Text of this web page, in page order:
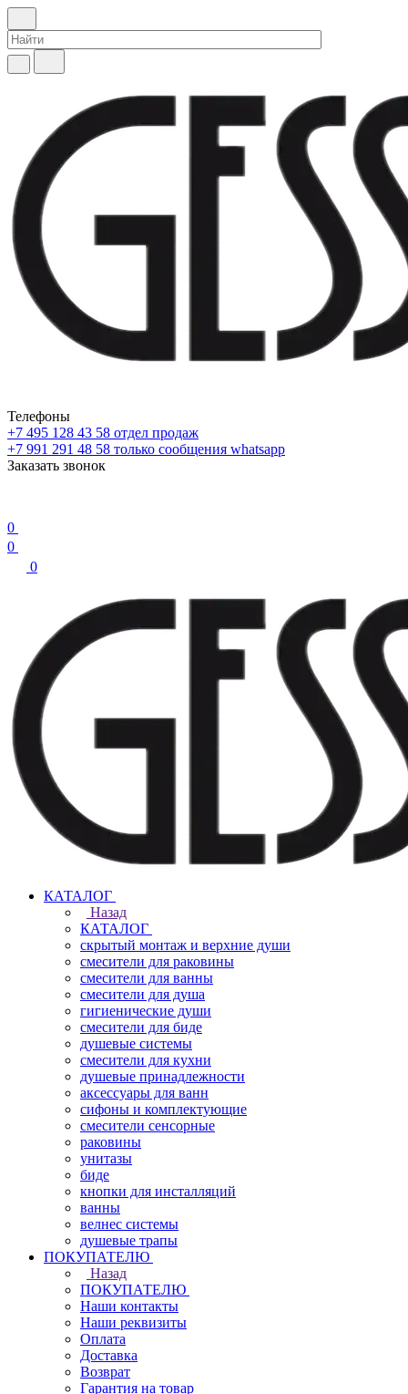
Телефоны
+7 495 128 43 58 отдел продаж
+7 991 291 48 58 только сообщения whatsapp
Заказать звонок
0
0
0
КАТАЛОГ
Назад
КАТАЛОГ
скрытый монтаж и верхние души
смесители для раковины
смесители для ванны
смесители для душа
гигиенические души
смесители для биде
душевые системы
смесители для кухни
душевые принадлежности
аксессуары для ванн
сифоны и комплектующие
смесители сенсорные
раковины
унитазы
биде
кнопки для инсталляций
ванны
велнес системы
душевые трапы
ПОКУПАТЕЛЮ
Назад
ПОКУПАТЕЛЮ
Наши контакты
Наши реквизиты
Оплата
Доставка
Возврат
Гарантия на товар